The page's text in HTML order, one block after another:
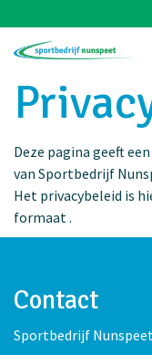
Deze pagina geeft
van Sportbedrijf
Het privacybeleid is
formaat .
Contact
Sportbedrijf